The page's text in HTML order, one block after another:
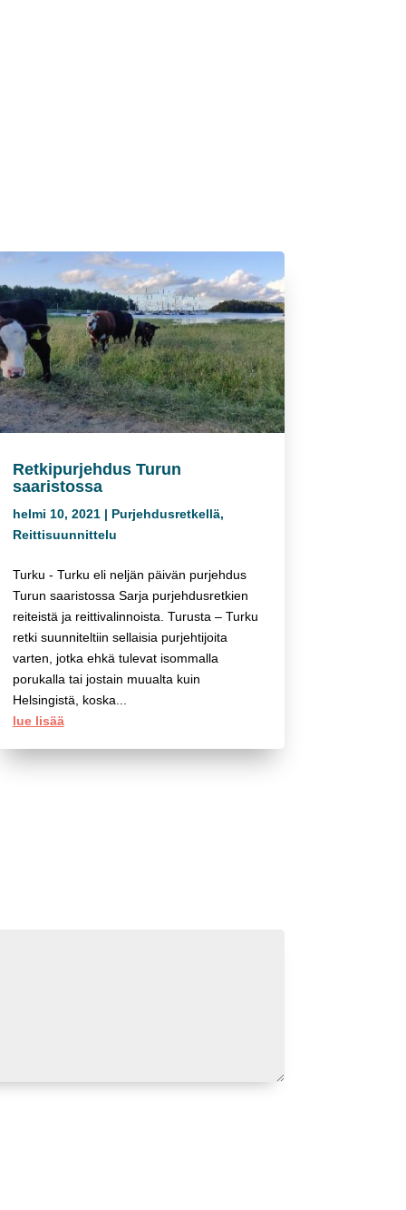
Retkipurjehdus Turun
saaristossa
helmi 10, 2021| Purjehdusretkellä,
Reittisuunnittelu
Turku - Turku eli neljän päivän purjehdus
Turun saaristossa Sarja purjehdusretkien
reiteistä ja reittivalinnoista. Turusta – Turku
retki suunniteltiin sellaisia purjehtijoita
varten, jotka ehkä tulevat isommalla
porukalla tai jostain muualta kuin
Helsingistä, koska...
lue lisää